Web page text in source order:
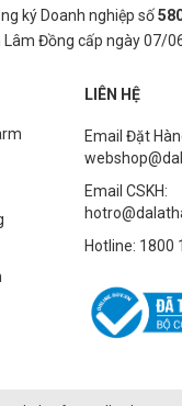
ký Doanh nghiệp số
Lâm Đồng cấp ngày 07/
LIÊN HỆ
Email Đặt
Email CSKH:
Hotline: 1800